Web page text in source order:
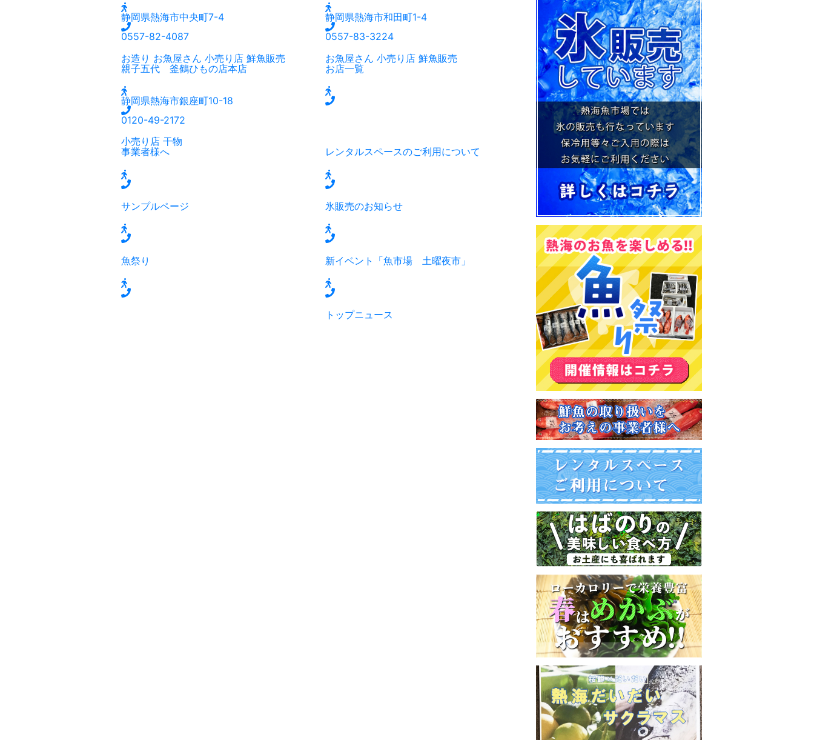
静岡県熱海市中央町7-4
0557-82-4087
お造り お魚屋さん 小売り店 鮮魚販売
静岡県熱海市和田町1-4
0557-83-3224
お魚屋さん 小売り店 鮮魚販売
親子五代 釜鶴ひもの店本店
静岡県熱海市銀座町10-18
0120-49-2172
小売り店 干物
お店一覧
事業者様へ レンタルスペースのご利用について
サンプルページ 氷販売のお知らせ
魚祭り 新イベント「魚市場 土曜夜市」
トップニュース